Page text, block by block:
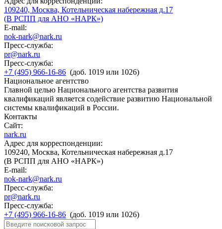
109240, Москва, Котельническая набережная д.17
(В РСПП для АНО «НАРК»)
E-mail:
nok-nark@nark.ru
Пресс-служба:
pr@nark.ru
Пресс-служба:
+7 (495) 966-16-86 (доб. 1019 или 1026)
Национальное агентство
Главной целью Национального агентства развития
квалификаций является содействие развитию Национальной
системы квалификаций в России.
Контакты
Сайт:
nark.ru
Адрес для корреспонденции:
109240, Москва, Котельническая набережная д.17
(В РСПП для АНО «НАРК»)
E-mail:
nok-nark@nark.ru
Пресс-служба:
pr@nark.ru
Пресс-служба:
+7 (495) 966-16-86 (доб. 1019 или 1026)